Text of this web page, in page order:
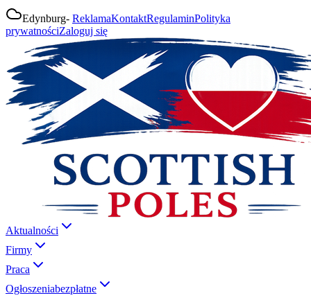
Edynburg- ReklamaKontaktRegulaminPolityka
prywatnościZaloguj się
Aktualności
Firmy
Praca
Ogłoszeniabezpłatne